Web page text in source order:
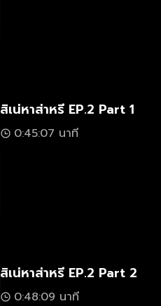
สิเน่หาส่าหรี EP.2 Part 1
0:45:07 นาที
สิเน่หาส่าหรี EP.2 Part 2
0:48:09 นาที